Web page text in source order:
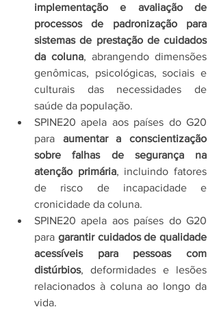
implementação e avaliação de
processos de padronização para
sistemas de prestação de cuidados
da coluna, abrangendo dimensões
genômicas, psicológicas, sociais e
culturais das necessidades de
saúde da população.
SPINE20 apela aos países do G20
para aumentar a conscientização
sobre falhas de segurança na
atenção primária, incluindo fatores
de risco de incapacidade e
cronicidade da coluna.
SPINE20 apela aos países do G20
para garantir cuidados de qualidade
acessíveis para pessoas com
distúrbios, deformidades e lesões
relacionados à coluna ao longo da
vida.